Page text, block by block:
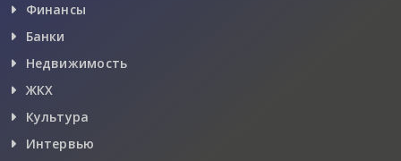
Финансы
Банки
Недвижимость
ЖКХ
Культура
Интервью